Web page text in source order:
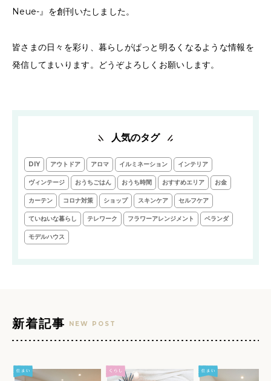
Neue-』を創刊いたしました。
皆さまの日々を彩り、暮らしがぱっと明るくなるような情報を
発信してまいります。どうぞよろしくお願いします。
人気のタグ
DIY アウトドア アロマ イルミネーション インテリア
ヴィンテージ おうちごはん おうち時間 おすすめエリア お金
カーテン コロナ対策 ショップ スキンケア セルフケア
ていねいな暮らし テレワーク フラワーアレンジメント ベランダ
モデルハウス
新着記事 NEW POST